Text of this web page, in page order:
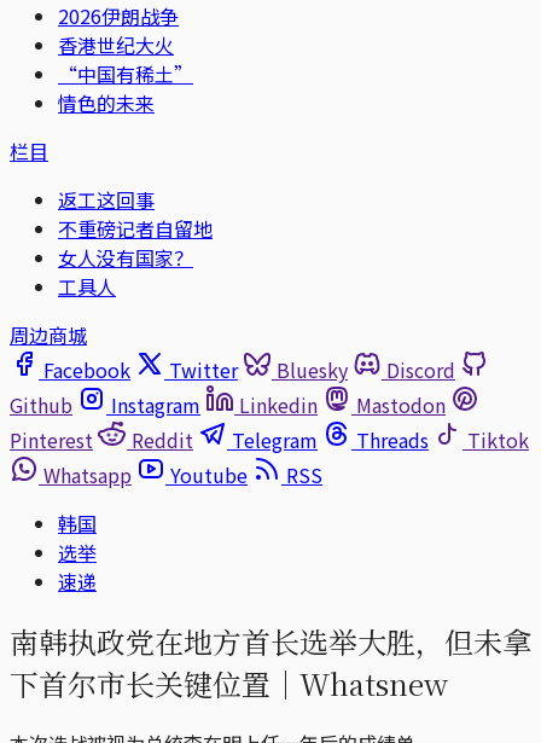
2026伊朗战争
香港世纪大火
“中国有稀土”
情色的未来
栏目
返工这回事
不重磅记者自留地
女人没有国家？
工具人
周边商城
Facebook
Twitter Bluesky
Discord
Github
Instagram Linkedin
Mastodon
Pinterest
Reddit Telegram Threads
Tiktok
Whatsapp
Youtube
RSS
韩国
选举
速递
南韩执政党在地方首长选举大胜，但未拿
下首尔市长关键位置｜Whatsnew